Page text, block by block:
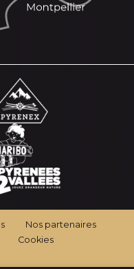
Nos partenaires
Cookies